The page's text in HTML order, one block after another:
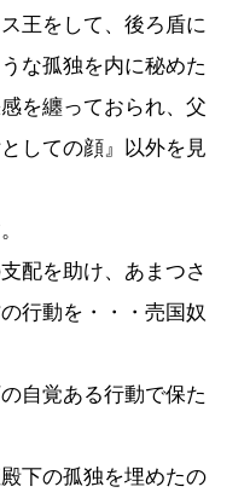
王をして、後ろ盾に
な孤独を内に秘めた
を纏っておられ、父
しての顔』以外を見
配を助け、あまつさ
行動を・・・売国奴
自覚ある行動で保た
下の孤独を埋めたの